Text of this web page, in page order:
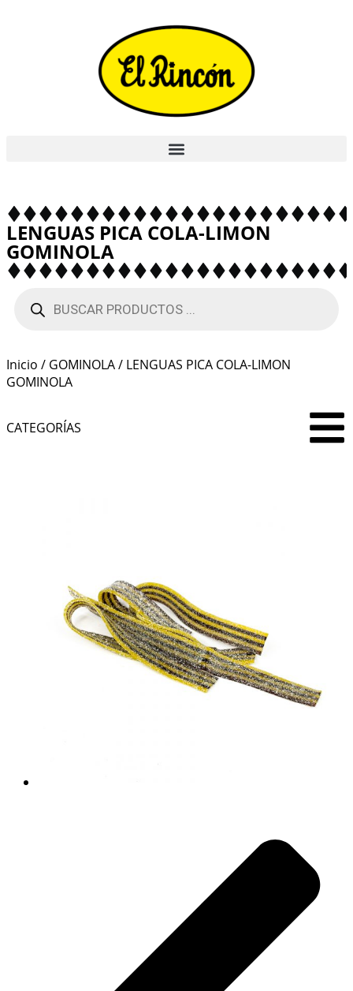
LENGUAS PICA COLA-LIMON
GOMINOLA
Inicio / GOMINOLA/ LENGUAS PICA COLA-LIMON
GOMINOLA
CATEGORÍAS